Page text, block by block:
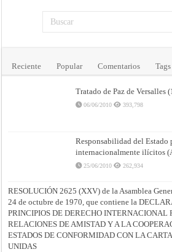
Reciente Popular Comentarios Tags
Tratado de Paz de Versalles
06/06/2010 393,798
Responsabilidad del Estado
internacionalmente ilícitos
25/06/2010 262,934
RESOLUCIÓN 2625 (XXV) de la Asamblea
24 de octubre de 1970, que contiene la
PRINCIPIOS DE DERECHO INTERNACIONAL
RELACIONES DE AMISTAD Y A LA
ESTADOS DE CONFORMIDAD CON LA
UNIDAS